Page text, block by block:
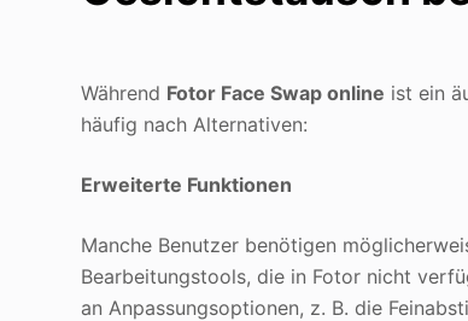
Während Fotor Face Swap online ist ein
häufig nach Alternativen:
Erweiterte Funktionen
Manche Benutzer benötigen
Bearbeitungstools, die in Fotor nicht
an Anpassungsoptionen, z. B. die